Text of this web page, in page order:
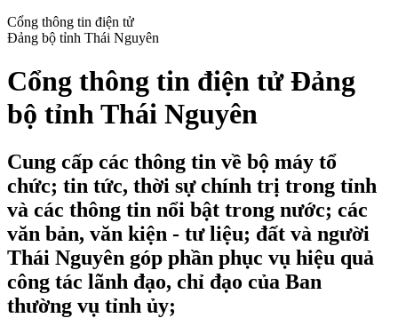
Cổng thông tin điện tử
Đảng bộ tỉnh Thái Nguyên
Cổng thông tin điện tử Đảng
bộ tỉnh Thái Nguyên
Cung cấp các thông tin về bộ máy tổ
chức; tin tức, thời sự chính trị trong tỉnh
và các thông tin nổi bật trong nước; các
văn bản, văn kiện - tư liệu; đất và người
Thái Nguyên góp phần phục vụ hiệu quả
công tác lãnh đạo, chỉ đạo của Ban
thường vụ tỉnh ủy;